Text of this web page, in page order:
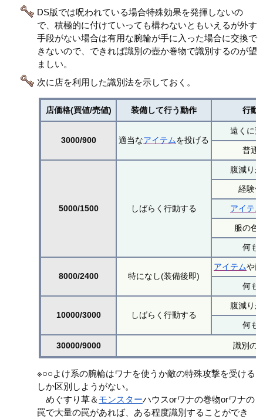
DS版では呪われている場合特殊効果を発揮しないの
で、積極的に付けていっても構わないともいえるが外す
手段がない場合は有用な腕輪が手に入った場合に交換で
きないので、できれば識別の壺か巻物で識別するのが望
ましい。
次に店を利用した識別法を示しておく。
店価格(買値/売値) 装備して行う動作 行動
3000/900 適当なアイテムを投げる
遠くに
普通
5000/1500 しばらく行動する
腹減り
経験
アイテム
服の色
何も
8000/2400 特になし(装備後即)
アイテムや
何も
10000/3000 しばらく行動する
腹減り
何も
30000/9000 識別の
※○○よけ系の腕輪はワナを使うか敵の特殊攻撃を受ける
しか区別しようがない。
めぐすり草＆ モンスターハウスorワナの巻物orワナの
罠で大量の罠があれば、ある程度識別することができ